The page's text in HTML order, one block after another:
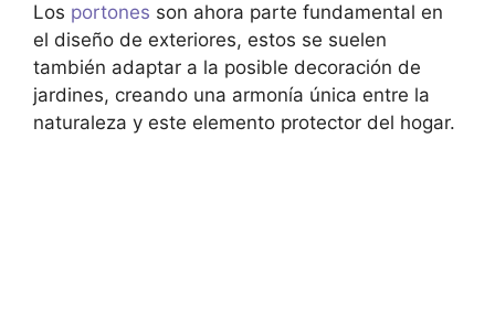
Los portones son ahora parte fundamental en
el diseño de exteriores, estos se suelen
también adaptar a la posible decoración de
jardines, creando una armonía única entre la
naturaleza y este elemento protector del hogar.